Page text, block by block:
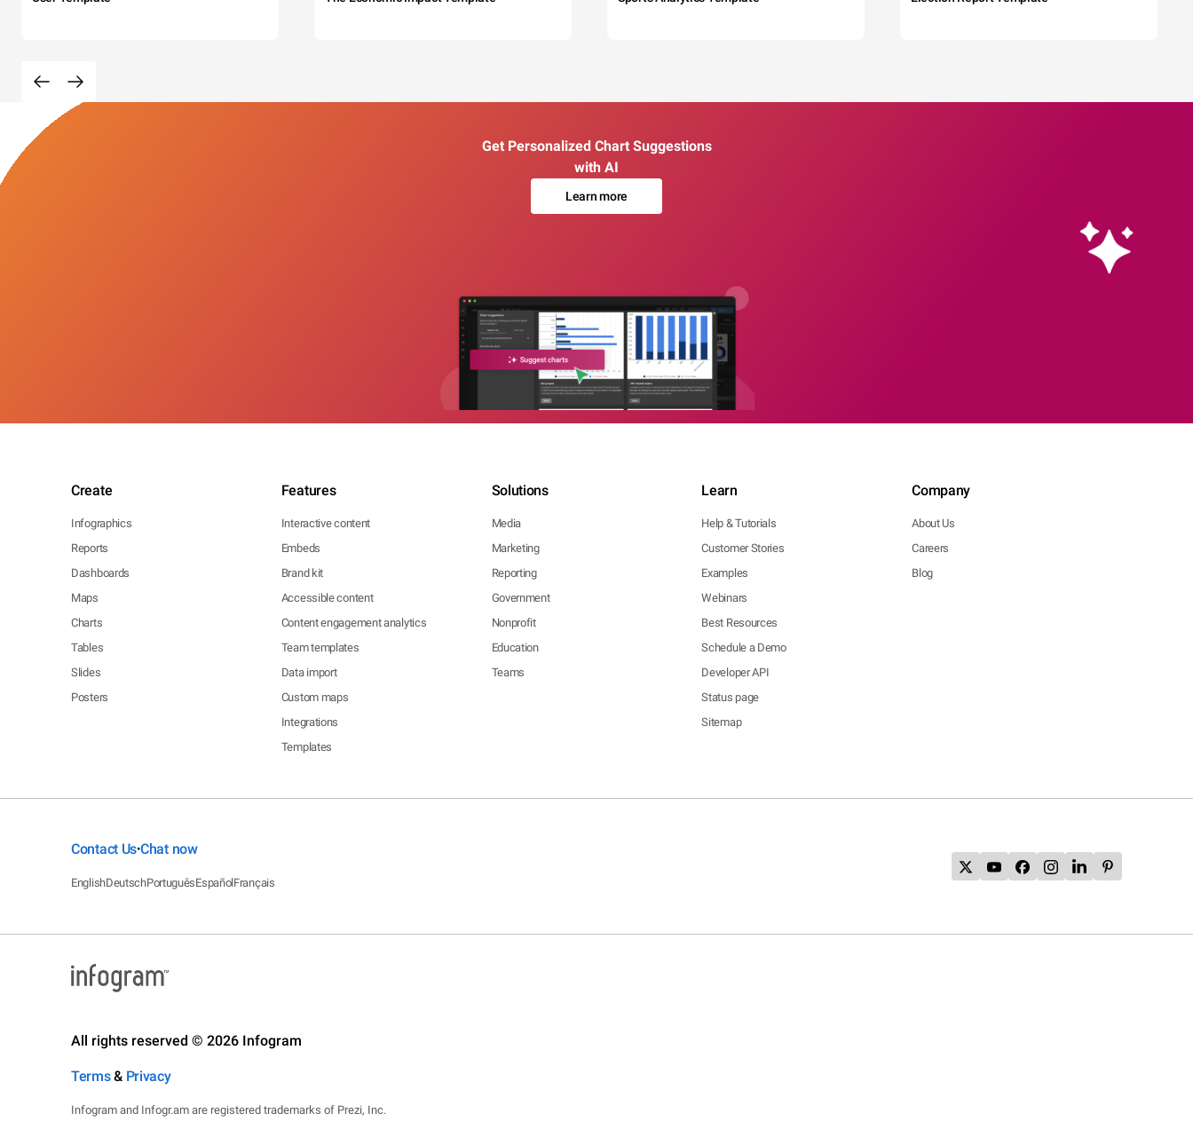
Get Personalized Chart Suggestions
with AI
Learn more
Create
Infographics
Reports
Dashboards
Maps
Charts
Tables
Slides
Posters
Features
Interactive content
Embeds
Brand kit
Accessible content
Content engagement analytics
Team templates
Data import
Custom maps
Integrations
Templates
Solutions
Media
Marketing
Reporting
Government
Nonprofit
Education
Teams
Learn
Help & Tutorials
Customer Stories
Examples
Webinars
Best Resources
Schedule a Demo
Developer API
Status page
Sitemap
Company
About Us
Careers
Blog
Contact Us•Chat now
EnglishDeutschPortuguêsEspañolFrançais
All rights reserved © 2026 Infogram
Terms& Privacy
Infogram and Infogr.am are registered trademarks of Prezi, Inc.